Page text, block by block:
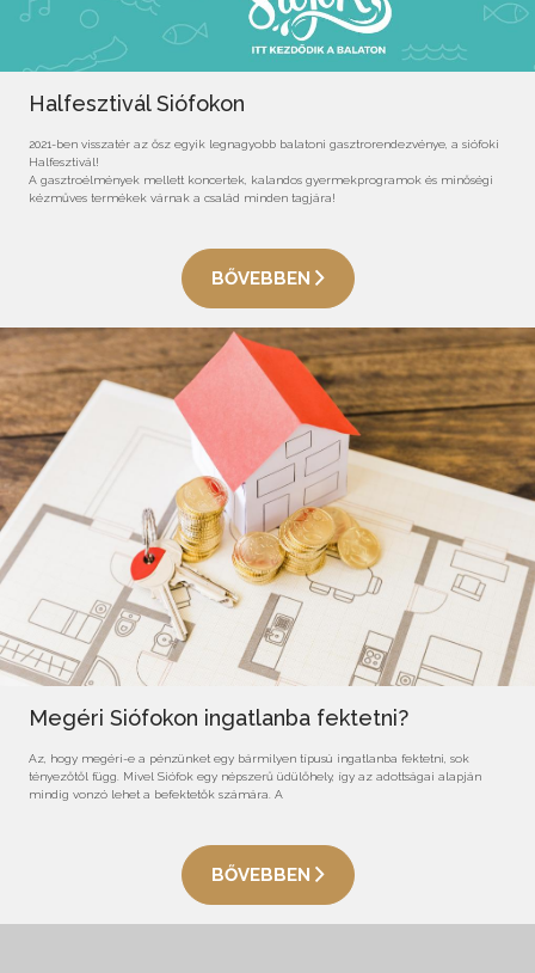
Halfesztivál Siófokon
2021-ben visszatér az ősz egyik legnagyobb balatoni gasztrorendezvénye, a siófoki
Halfesztivál!
A gasztroélmények mellett koncertek, kalandos gyermekprogramok és minőségi
kézműves termékek várnak a család minden tagjára!
BŐVEBBEN
Megéri Siófokon ingatlanba fektetni?
Az, hogy megéri-e a pénzünket egy bármilyen típusú ingatlanba fektetni, sok
tényezőtől függ. Mivel Siófok egy népszerű üdülőhely, így az adottságai alapján
mindig vonzó lehet a befektetők számára. A
BŐVEBBEN